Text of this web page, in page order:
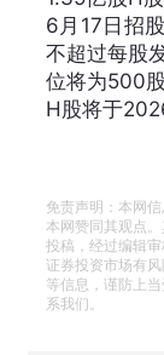
6月17日招
不超过每股
位将为500
H股将于
免责声明：本网
本网赞同其观点
投稿，经过编辑审
证券投资市场有
等信息，谨防上
系我们。